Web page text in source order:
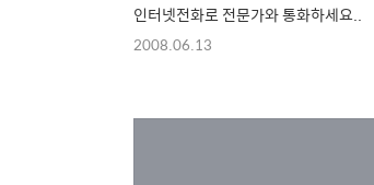
인터넷전화로 전문가와 통화하세요..
2008.06.13